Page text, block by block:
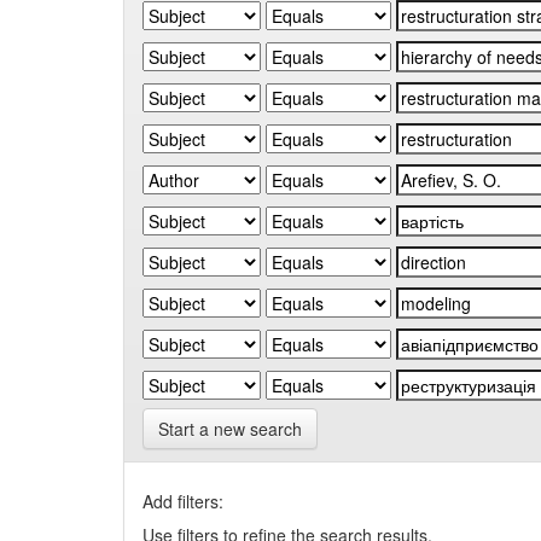
Start a new search
Add filters:
Use filters to refine the search results.